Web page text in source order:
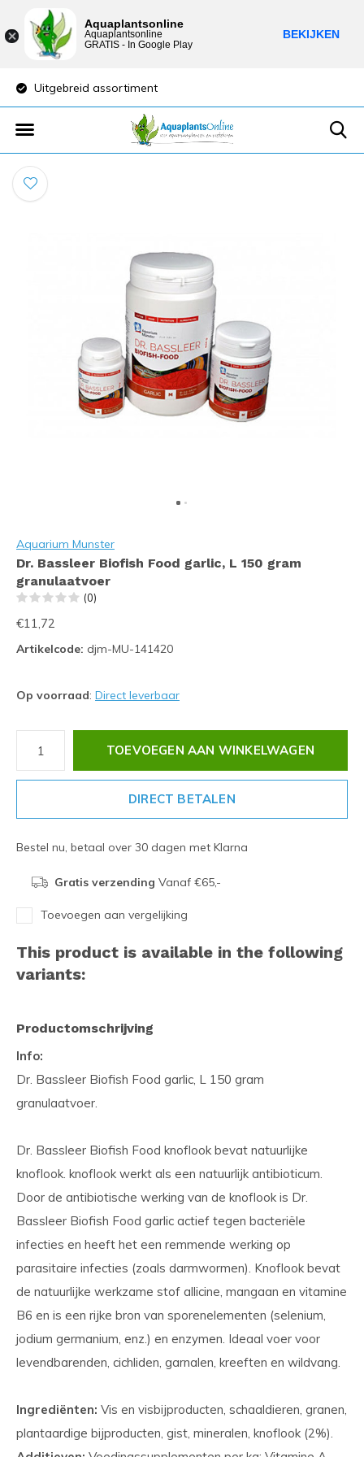
Uitgebreid assortiment
Aquarium Munster
Dr. Bassleer Biofish Food garlic, L 150 gram
granulaatvoer
(0)
€11,72
Artikelcode: djm-MU-141420
Op voorraad: Direct leverbaar
TOEVOEGEN AAN WINKELWAGEN
DIRECT BETALEN
Bestel nu, betaal over 30 dagen met Klarna
Gratis verzending Vanaf €65,-
Toevoegen aan vergelijking
This product is available in the following
variants:
Productomschrijving
Info:
Dr. Bassleer Biofish Food garlic, L 150 gram
granulaatvoer.
Dr. Bassleer Biofish Food knoflook bevat natuurlijke
knoflook. knoflook werkt als een natuurlijk antibioticum.
Door de antibiotische werking van de knoflook is Dr.
Bassleer Biofish Food garlic actief tegen bacteriële
infecties en heeft het een remmende werking op
parasitaire infecties (zoals darmwormen). Knoflook bevat
de natuurlijke werkzame stof allicine, mangaan en vitamine
B6 en is een rijke bron van sporenelementen (selenium,
jodium germanium, enz.) en enzymen. Ideaal voer voor
levendbarenden, cichliden, garnalen, kreeften en wildvang.
Ingrediënten: Vis en visbijproducten, schaaldieren, granen,
plantaardige bijproducten, gist, mineralen, knoflook (2%).
Aquaplantsonline
Aquaplantsonline
GRATIS - In Google Play
BEKIJKEN